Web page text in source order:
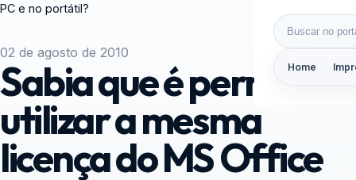
Buscar por:
Home
PC e no portátil?
02 de agosto de 2010
Sabia que é permitido
utilizar a mesma
licença do MS Office